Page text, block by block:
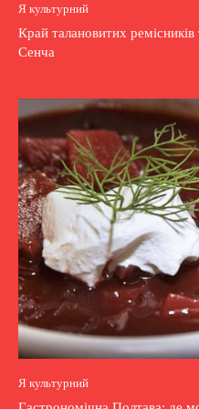
Я культурний
Край талановитих
Сенча
Я культурний